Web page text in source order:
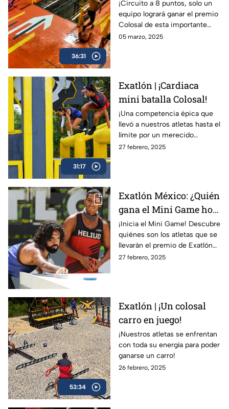
36:31
¡Circuito a 8 puntos, solo un
equipo logrará ganar el premio
Colosal de esta importante
batalla!
05 marzo, 2025
31:17
Exatlón | ¡Cardiaca
mini batalla Colosal!
¡Una competencia épica que
llevó a nuestros atletas hasta el
límite por un merecido
premio!
27 febrero, 2025
Exatlón México: ¿Quién
gana el Mini Game hoy
jueves 27 de febrero?
¡Inicia el Mini Game! Descubre
quiénes son los atletas que se
llevarán el premio de Exatlón
México hoy jueves 27 de
27 febrero, 2025
53:34
Exatlón | ¡Un colosal
carro en juego!
¡Nuestros atletas se enfrentan
con toda su energía para poder
ganarse un carro!
26 febrero, 2025